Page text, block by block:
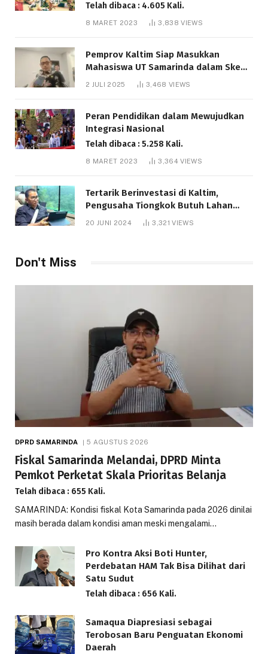
Telah dibaca : 4.605 Kali.
8 MARET 2023 3,838VIEWS
Pemprov Kaltim Siap Masukkan
Mahasiswa UT Samarinda dalam Skema
Bantuan Pendidikan Gratispol
2 JULI 2025 3,468 VIEWS
Peran Pendidikan dalam Mewujudkan
Integrasi Nasional
Telah dibaca : 5.258 Kali.
8 MARET 2023 3,364VIEWS
Tertarik Berinvestasi di Kaltim,
Pengusaha Tiongkok Butuh Lahan
1.000 Hektare
20 JUNI 2024 3,321VIEWS
Don't Miss
DPRD SAMARINDA 5 AGUSTUS 2026
Fiskal Samarinda Melandai, DPRD Minta
Pemkot Perketat Skala Prioritas Belanja
Telah dibaca : 655 Kali.
SAMARINDA: Kondisi fiskal Kota Samarinda pada 2026 dinilai
masih berada dalam kondisi aman meski mengalami…
Pro Kontra Aksi Boti Hunter,
Perdebatan HAM Tak Bisa Dilihat dari
Satu Sudut
Telah dibaca : 656 Kali.
Samaqua Diapresiasi sebagai
Terobosan Baru Penguatan Ekonomi
Daerah